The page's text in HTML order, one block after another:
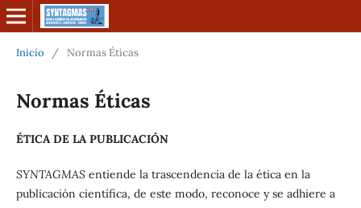
Inicio / Normas Éticas
Normas Éticas
ÉTICA DE LA PUBLICACIÓN
SYNTAGMAS entiende la trascendencia de la ética en la
publicación científica, de este modo, reconoce y se adhiere a